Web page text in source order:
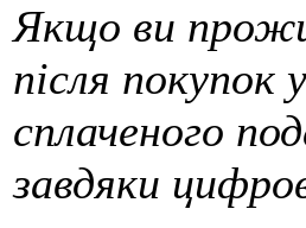
Якщо ви
після
сплаченого
завдяки